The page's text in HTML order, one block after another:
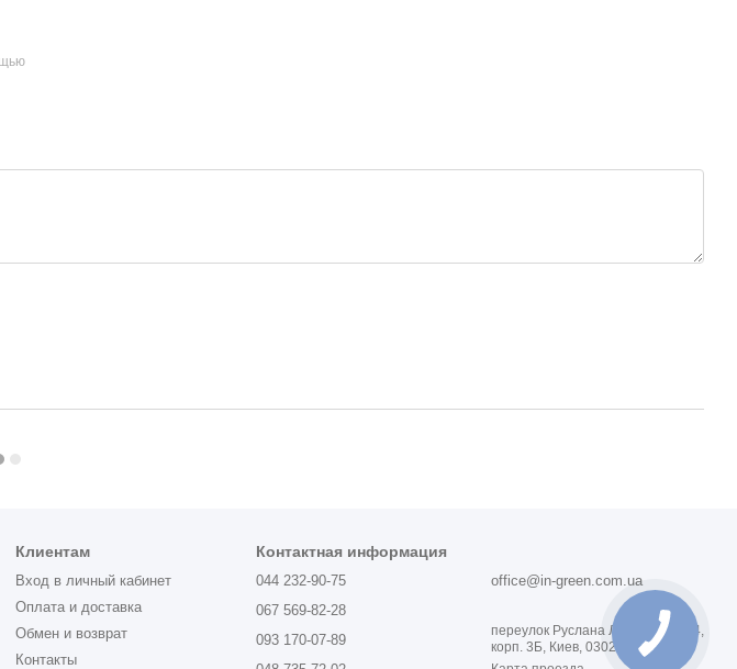
Клиентам
Вход в личный кабинет
Оплата и доставка
Обмен и возврат
Контакты
Контактная информация
044 232-90-75
067 569-82-28
093 170-07-89
office@in-green.com.ua
переулок Руслана Лужевского, 14,
корп. 3Б, Киев, 03028, Украина